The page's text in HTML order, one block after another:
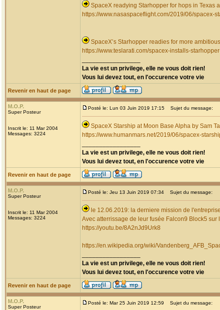
SpaceX readying Starhopper for hops in Texas
https://www.nasaspaceflight.com/2019/06/
SpaceX’s Starhopper readies for more
https://www.teslarati.com/spacex-installs-
La vie est un privilege, elle ne vous doit rien!
Vous lui devez tout, en l'occurence votre vie
Revenir en haut de page
M.O.P.
Super Posteur
Inscrit le: 11 Mar 2004
Messages: 3224
Posté le: Lun 03 Juin 2019 17:15 Sujet du message:
SpaceX Starship at Moon Base Alpha by Sam
https://www.humanmars.net/2019/06/spacex-
La vie est un privilege, elle ne vous doit rien!
Vous lui devez tout, en l'occurence votre vie
Revenir en haut de page
M.O.P.
Super Posteur
Inscrit le: 11 Mar 2004
Messages: 3224
Posté le: Jeu 13 Juin 2019 07:34 Sujet du message:
le 12.06.2019: la derniere mission de
Avec atterrissage de leur fusée Falcon9 Block5
https://youtu.be/8A2nJd9Urk8
https://en.wikipedia.org/wiki/
La vie est un privilege, elle ne vous doit rien!
Vous lui devez tout, en l'occurence votre vie
Revenir en haut de page
M.O.P.
Super Posteur
Posté le: Mar 25 Juin 2019 12:59 Sujet du message: